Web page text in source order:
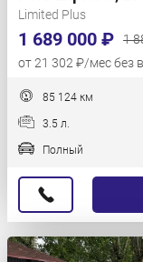
Limited Plus
1 689 000 ₽
1
от 21 302 ₽/мес без
85 124 км
3.5 л.
Полный